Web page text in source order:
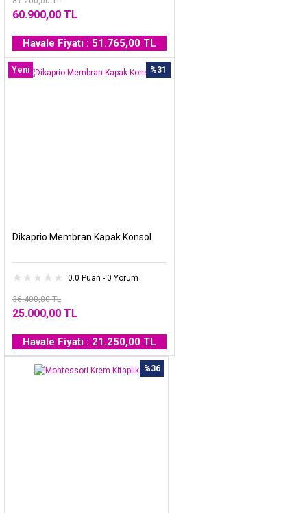
60.900,00 TL
Havale Fiyatı : 51.765,00 TL
%31
Yeni
Dikaprio Membran Kapak Konsol
0.0 Puan - 0 Yorum
36.400,00 TL
25.000,00 TL
Havale Fiyatı : 21.250,00 TL
%36